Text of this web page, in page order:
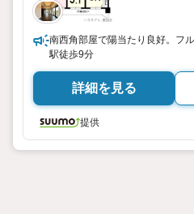
南西角部屋で陽当たり良好。フ
駅徒歩9分
詳細を見る
提供